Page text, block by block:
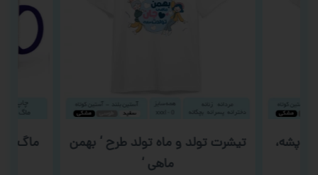
‘ پشه،
تیشرت تولد و ماه تولد طرح ‘ بهمن
ماهی ‘
ماگ روز